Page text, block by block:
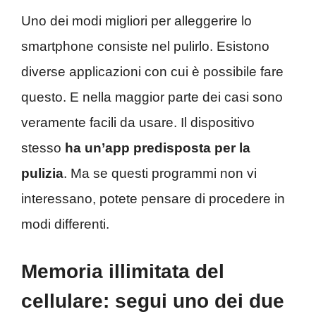
Uno dei modi migliori per alleggerire lo
smartphone consiste nel pulirlo. Esistono
diverse applicazioni con cui è possibile fare
questo. E nella maggior parte dei casi sono
veramente facili da usare. Il dispositivo
stesso ha un’app predisposta per la
pulizia. Ma se questi programmi non vi
interessano, potete pensare di procedere in
modi differenti.
Memoria illimitata del
cellulare: segui uno dei due